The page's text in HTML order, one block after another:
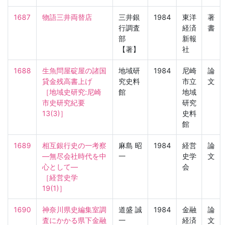
1687 物語三井両替店
三井銀
行調査
部
【著】
1984
東洋
経済
新報
社
著
書
1688
生魚問屋碇屋の諸国
貸金残高書上げ
［地域史研究:尼崎
市史研究紀要
13(3)］
地域研
究史料
館
1984
尼崎
市立
地域
研究
史料
館
論
文
1689
相互銀行史の一考察
—無尽会社時代を中
心として—
［経営史学
19(1)］
麻島 昭
一
1984
経営
史学
会
論
文
1690
神奈川県史編集室調
査にかかる県下金融
道盛 誠
一
1984
金融
経済
論
文